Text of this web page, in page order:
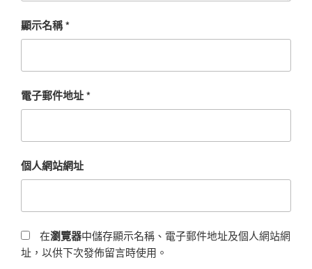
顯示名稱*
電子郵件地址*
個人網站網址
在瀏覽器中儲存顯示名稱、電子郵件地址及個人網站網
址，以供下次發佈留言時使用。